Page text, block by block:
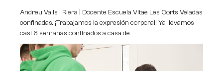
Andreu Valls i Riera | Docente Escuela Vitae Les Corts Veladas
confinadas. ¡Trabajamos la expresión corporal! Ya llevamos
casi 6 semanas confinados a casa de